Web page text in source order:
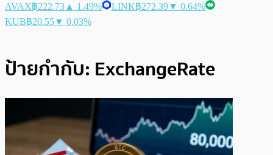
AVAX฿222.73 ▲ 1.49% LINK฿272.39▼ 0.64%
KUB฿20.55▼ 0.03%
ป้ายกำกับ: ExchangeRate